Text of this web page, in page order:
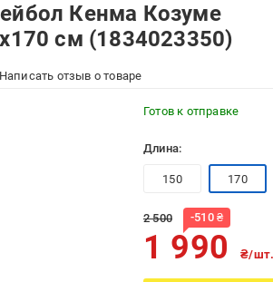
Кенма Козуме
см (1834023350)
Написать отзыв о товаре
Готов к отправке
Длина:
150 170
2 500 -510₴
1 990 ₴/шт.